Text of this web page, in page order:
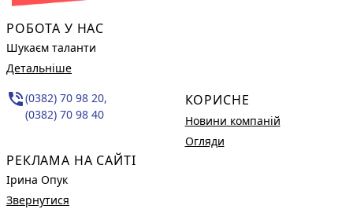
РОБОТА У НАС
Шукаєм таланти
Детальніше
phone_in_talk(0382) 70 98 20,
(0382) 70 98 40
РЕКЛАМА НА САЙТІ
Ірина Опук
Звернутися
КОРИСНЕ
Новини компаній
Огляди